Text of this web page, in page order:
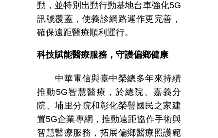
動，並特別出動行動基地台車強化5G
訊號覆蓋，使義診網路運作更完善，
確保遠距醫療順利運行。
科技賦能醫療服務，守護偏鄉健康
中華電信與臺中榮總多年來持續
推動5G智慧醫療，於總院、嘉義分
院、埔里分院和彰化榮譽國民之家建
置5G企業專網，推動遠距協作手術與
智慧醫療服務，拓展偏鄉醫療照護範